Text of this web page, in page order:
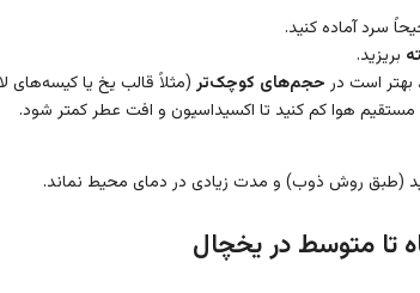
سرد آماده کنید.
بریزید.
بهتر است در حجم‌های کوچک‌تر (مثلاً قالب یخ یا کیسه‌های
مستقیم هوا کم کنید تا اکسیداسیون و افت عطر کمتر شود.
(طبق روش ذوب) و مدت زیادی در دمای محیط نماند.